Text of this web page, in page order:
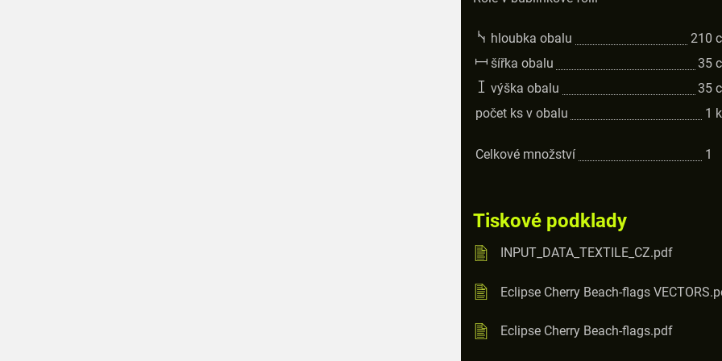
hloubka obalu 210
šířka obalu
35
výška obalu
35
počet ks v obalu
1
Celkové množství 1
Tiskové podklady
INPUT_DATA_TEXTILE_CZ.pdf
Eclipse Cherry Beach-flags
Eclipse Cherry Beach-flags.pdf